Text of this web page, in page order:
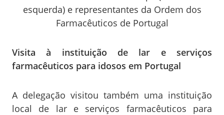
esquerda) e representantes da Ordem dos
Farmacêuticos de Portugal
Visita à instituição de lar e serviços
farmacêuticos para idosos em Portugal
A delegação visitou também uma instituição
local de lar e serviços farmacêuticos para